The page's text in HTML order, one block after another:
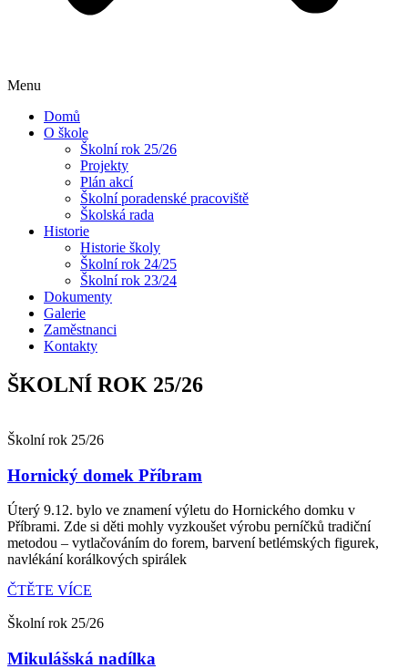
Menu
Domů
O škole
Školní rok 25/26
Projekty
Plán akcí
Školní poradenské pracoviště
Školská rada
Historie
Historie školy
Školní rok 24/25
Školní rok 23/24
Dokumenty
Galerie
Zaměstnanci
Kontakty
ŠKOLNÍ ROK 25/26
Školní rok 25/26
Hornický domek Příbram
Úterý 9.12. bylo ve znamení výletu do Hornického domku v
Příbrami. Zde si děti mohly vyzkoušet výrobu perníčků tradiční
metodou – vytlačováním do forem, barvení betlémských figurek,
navlékání korálkových spirálek
ČTĚTE VÍCE
Školní rok 25/26
Mikulášská nadílka